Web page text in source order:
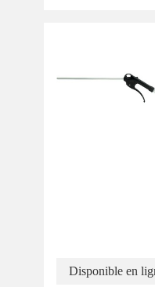
Disponible en